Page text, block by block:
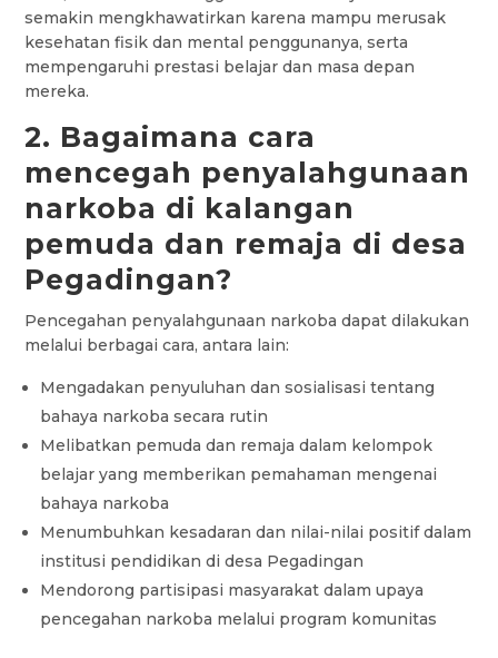
semakin mengkhawatirkan karena mampu merusak
kesehatan fisik dan mental penggunanya, serta
mempengaruhi prestasi belajar dan masa depan
mereka.
2. Bagaimana cara
mencegah penyalahgunaan
narkoba di kalangan
pemuda dan remaja di desa
Pegadingan?
Pencegahan penyalahgunaan narkoba dapat dilakukan
melalui berbagai cara, antara lain:
Mengadakan penyuluhan dan sosialisasi tentang
bahaya narkoba secara rutin
Melibatkan pemuda dan remaja dalam kelompok
belajar yang memberikan pemahaman mengenai
bahaya narkoba
Menumbuhkan kesadaran dan nilai-nilai positif dalam
institusi pendidikan di desa Pegadingan
Mendorong partisipasi masyarakat dalam upaya
pencegahan narkoba melalui program komunitas